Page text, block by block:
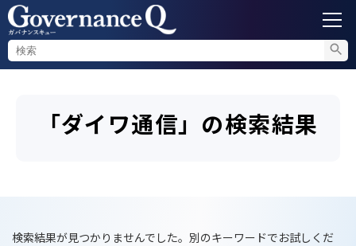
内部通報
不正対策
「ダイワ通信」の検索結果
検索結果が見つかりませんでした。別のキーワードでお試しくだ